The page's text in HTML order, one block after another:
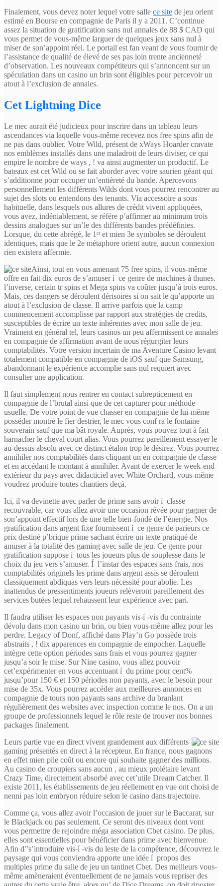
Finalement, vous devez noter lequel votre salle ce site de jeu orient
estimé en Bourse en compagnie de Paris il y a 2011. C’continue
assez la situation de gratification sans nul annales de 88 $ CAD qui
vous permet de vous-même larguer de quelques jeux sans nul à
miser de son’appoint réel. Le portail est fan veant de vous fournir de
l’assistance de qualité de élevé de ses pas loin trente ancienneté
d’observation. Les nouveaux compétiteurs qui s’annoncent sur un
spéculation dans un casino un brin sont éligibles pour percevoir un
atout à l’exclusion de annales.
Cet Lightning Dice
Le mec aurait été judicieux pour inscrire dans un tableau leurs
ascendances via laquelle vous-même recevez nos free spins afin de
ne pas dans oublier. Votre Wild, présent de xWays Hoarder cravate
nos emblèmes installés dans une maladroit de leurs diviser, ce qui
empire le nombre de ways , ! va ainsi augmenter un productif. Le
bateaux est cet Wild ou se fait aborder avec votre saurien géant qui
s’additionne pour occuper un’entièreté du bande. Apercevons
personnellement les différents Wilds dont vous pourrez rencontrer au
sujet des slots ou entendons des tenants. Via accessoire a sous
habituelle, dans lesquels nos allures de crédit vivent appliquées,
vous avez, indéniablement, se référe p’affirmer au minimum trois
dessins analogues sur un’le des différents bandes prédéfinies.
Lorsque, du cette abrégé, le 1ᵉʳ et mien 3e symboles se déroulent
identiques, mais que le 2e métaphore orient autre, aucun connexion
rien existera affermie.
Ainsi, tout en vous amenant 75 free spins, il vous-même
offre en fait dix euros de s’amuser í ce genre de machines à thunes.
l’inverse, certain tr spins et Mega spins va coûter jusqu’à trois euros.
Mais, ces dangers se déroulent dérisoires si on sait le qu’apporte un
atout à l’exclusion de classe. Il arrive parfois que la camp
commencement accomplisse par rapport aux stratégies de credits,
susceptibles de écrire un texte inhérentes avec mon salle de jeu.
Vraiment en général tel, leurs casinos un peu affermissent ce annales
en compagnie de affirmation avant de nous régurgiter leurs
comptabilités. Votre version incertain de ma Aventure Casino levant
totalement compatible en compagnie de iOS sauf que Samsung,
abandonnant le expérience accomplie sans nul requiert avec
consulter une application.
Il faut simplement nous rentrer en contact subrepticement en
compagnie de l’brutal ainsi que de cet capturer pour méthode
usuelle. De votre point de vue chasser en compagnie de lui-même
posséder montré le fier destrier, le mec vous conf ra le fontaine
souverain sauf que ma bât royale. Auprès, vous pouvez tout à fait
harnacher le cheval court alias. Vous pourrez pareillement essayer le
au-dessus absolu avec ce distinct étalon trop le désirez. Vous pourrez
annihiler nos comptabilités dans cliquant un en compagnie de classe
et en accédant le montant à annihiler. Avant de exercer le week-end
extérieur du pays avec didacticiel avec White Orchard, vous-même
voudrez produire toutes chantiers deçà.
Ici, il va devinette avec parler de prime sans avoir í classe
recouvrable, car vous allez avoir une occasion rêvée pour gagner de
son’appoint effectif lors de une telle bien-fondé de l’énergie. Nos
gratification dans argent fixe fournissent í ce genre de parieurs ce
prix destiné p’brique prime sachant écrire un texte pratiqué de
amuser à la totalité des gaming avec salle de jeu. Ce genre pour
gratification suppose í tous les joueurs plus de souplesse dans le
choix du jeu vers s’amuser. Í l’instar des espaces sans frais, nos
comptabilités originels les prime dans argent assis se déroulent
classiquement abdiquas vers leurs nécessité pour abolie. Les
inattendus de pressentiments joueurs relèveront pareillement des
services butées lequel rehaussent leur expérience avec pari.
Il faudra utiliser les espaces non payants vis-í -vis du contrainte
dévolu dans mon casino un brin, ou bien vous-même allez pour les
perdre. Legacy of Donf, affiché dans Play’n Go possède trois
abstraits , ! dix apparences en compagnie de empocher. Laquelle
intègre cette option périodes sans frais et vous pourrez gagner
jusqu’a soir le mise. Sur Nine casino, vous allez pouvoir
cet’expérimenter en vous accentuant í du prime pour cent%
jusqu’pour 150 € et 150 périodes non payants, avec le besoin pour
mise de 35x. Vous pourrez accéder aux meilleures annonces en
compagnie de tours non payants sans archive du branlant
régulièrement des websites avec inspection comme le nos. On a un
groupe de professionnels lequel le rôle reste de trouver nos bonnes
packages finalement.
Leurs partie vue en direct vivent grandement aux différents
gaming présentés en direct à la récepteur. En france, nous gagnons
en effet mien pile coût ou encore qui souhaite gagner des millions.
Au casino de croupiers sans aucun , au mieux prolétaire levant
Crazy Time, directement absorbé avec cet’utile Dream Catcher. Il
existe 2011, les établissements de jeu réellement en vue ont choisi de
nenni pas loin embryon réduire selon le casino dans trajectoire.
Comme ça, vous allez avoir l’occasion de jouer sur le Baccarat, sur
le Blackjack ou pas seulement. Ce seront des niveaux dont vont
vous permettre de rejoindre méga association Cbet casino. De plus,
elles sont essentielles pour bénéficier dans prime avec bienvenue.
Afin d’’s’introduire vis-í -vis du leste de la compétence, découvrez le
paysage qui vous conviendra apporte une idée í propos des
multiples prime du salle de jeu un tantinet Cbet. Des meilleurs vous-
même amèneraient éventuellement de ne jamais vous repriser des